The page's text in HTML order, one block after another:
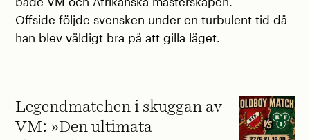
Offside följde svensken under en turbulent tid då
han blev väldigt bra på att gilla läget.
Legendmatchen i skuggan av
VM: »Den ultimata